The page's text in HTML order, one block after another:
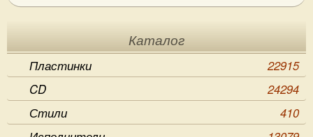
Каталог
Пластинки
22915
CD
24294
Стили
410